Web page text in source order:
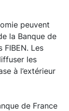
peuvent
la Banque de
FIBEN. Les
les
à l’extérieur
de France